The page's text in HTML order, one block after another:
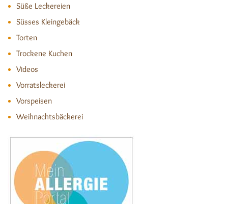
Süße Leckereien
Süsses Kleingebäck
Torten
Trockene Kuchen
Videos
Vorratsleckerei
Vorspeisen
Weihnachtsbäckerei